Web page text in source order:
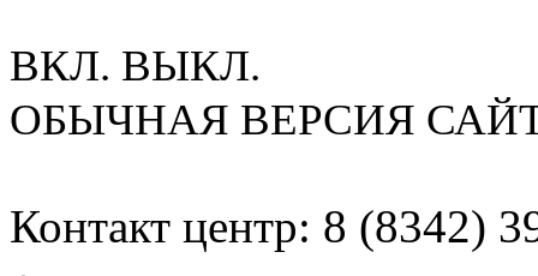
ВКЛ. ВЫКЛ.
ОБЫЧНАЯ ВЕРСИЯ
Контакт центр: 8 (8342)